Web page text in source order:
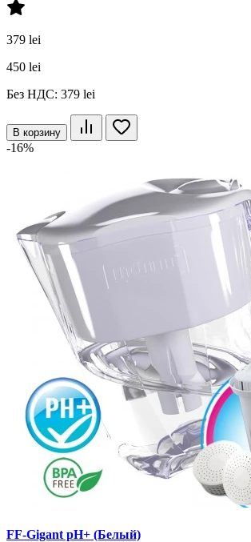
379 lei
450 lei
Без НДС: 379 lei
В корзину
-16%
FF-Gigant pH+ (Белый)